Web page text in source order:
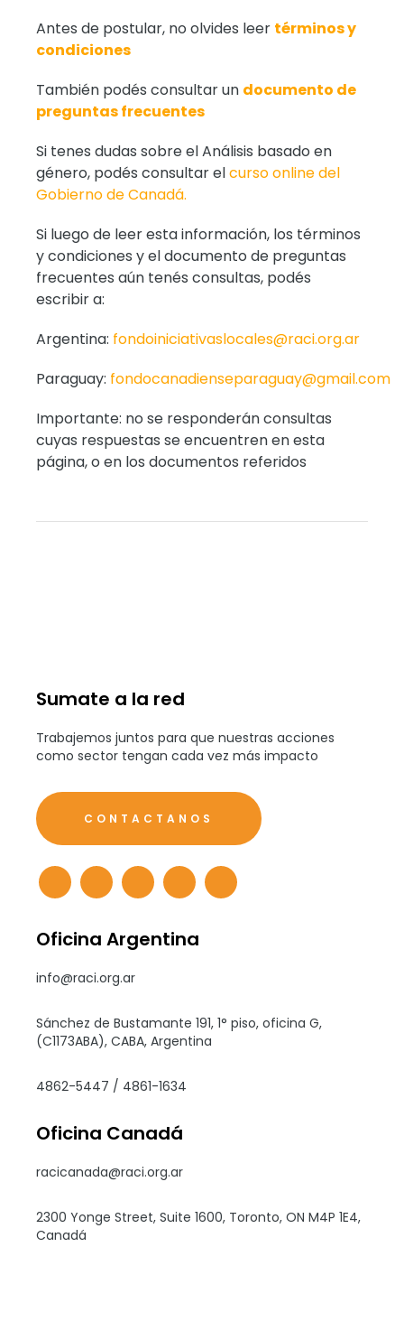
Antes de postular, no olvides leer términos y
condiciones
También podés consultar un documento de
preguntas frecuentes
Si tenes dudas sobre el Análisis basado en
género, podés consultar elcurso online del
Gobierno de Canadá.
Si luego de leer esta información, los términos
y condiciones y el documento de preguntas
frecuentes aún tenés consultas, podés
escribir a:
Argentina: fondoiniciativaslocales@raci.org.ar
Paraguay: fondocanadienseparaguay@gmail.com
Importante: no se responderán consultas
cuyas respuestas se encuentren en esta
página, o en los documentos referidos
Sumate a la red
Trabajemos juntos para que nuestras acciones
como sector tengan cada vez más impacto
CONTACTANOS
Oficina Argentina
info@raci.org.ar
Sánchez de Bustamante 191, 1° piso, oficina G,
(C1173ABA), CABA, Argentina
4862-5447 / 4861-1634
Oficina Canadá
racicanada@raci.org.ar
2300 Yonge Street, Suite 1600, Toronto, ON M4P 1E4,
Canadá